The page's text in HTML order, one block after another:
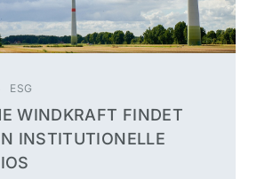
ESG
WINDKRAFT FINDET
INSTITUTIONELLE